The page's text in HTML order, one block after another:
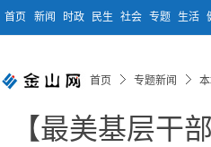
首页 新闻 时政 民生 社会 专题 生活
首页 专题新闻
【最美基层干